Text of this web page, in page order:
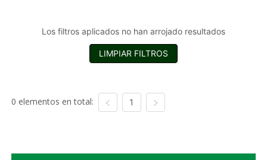
Los filtros aplicados no han arrojado resultados
LIMPIAR FILTROS
0 elementos en total: 1